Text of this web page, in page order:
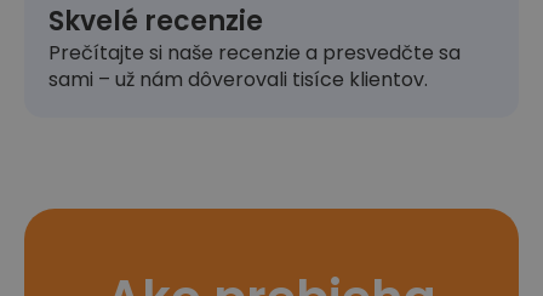
Skvelé recenzie
Prečítajte si naše recenzie a presvedčte sa
sami – už nám dôverovali tisíce klientov.